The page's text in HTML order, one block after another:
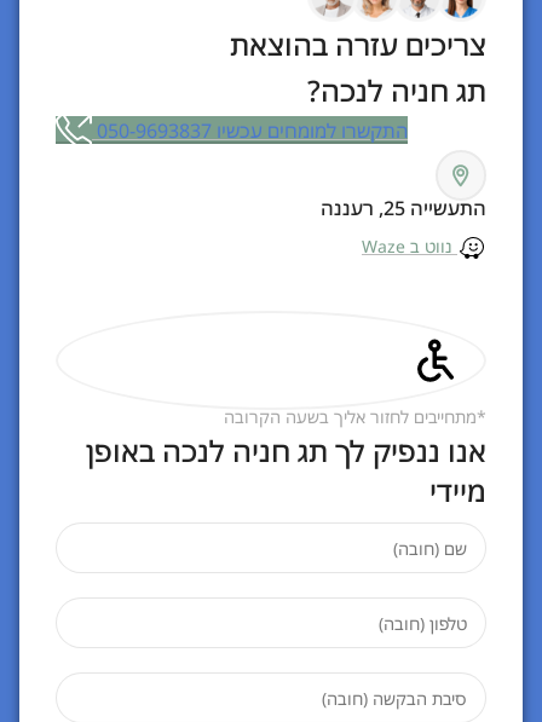
צריכים עזרה בהוצאת
תג חניה לנכה?
התקשרו למומחים עכשיו 050-9693837
התעשייה 25, רעננה
נווט ב Waze
*מתחייבים לחזור אליך בשעה הקרובה
אנו ננפיק לך תג חניה לנכה באופן
מיידי